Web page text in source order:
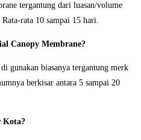
tergantung dari luasan/volume
rata 10 sampai 15 hari.
Canopy Membrane?
gunakan biasanya tergantung merk
berkisar antara 5 sampai 20
Kota?